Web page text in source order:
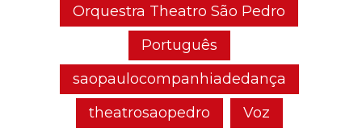
Orquestra Theatro São Pedro
Português
saopaulocompanhiadedança
theatrosaopedro
Voz